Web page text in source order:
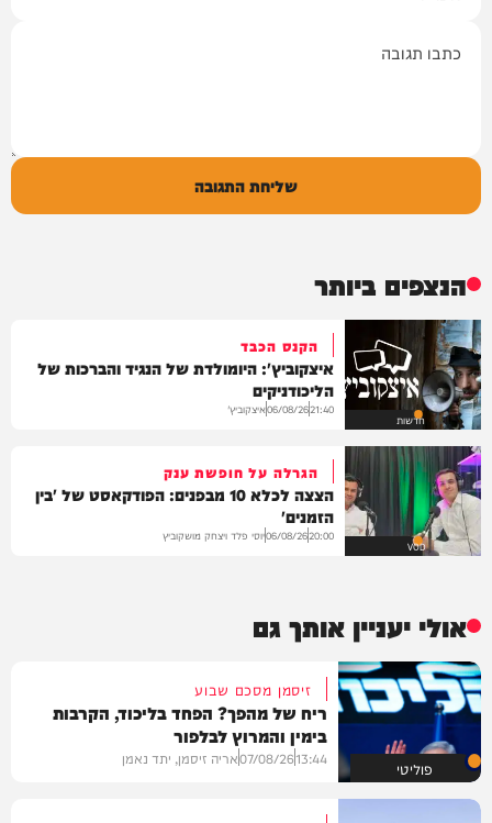
שליחת התגובה
הנצפים ביותר
חדשות
הקנס הכבד
איצקוביץ': היומולדת של הנגיד והברכות של
הליכודניקים
21:40
06/08/26איצקוביץ'
VOD
הגרלה על חופשת ענק
הצצה לכלא 10 מבפנים: הפודקאסט של 'בין
הזמנים'
20:00
06/08/26יוסי פלד ויצחק מושקוביץ
אולי יעניין אותך גם
פוליטי
זיסמן מסכם שבוע
ריח של מהפך? הפחד בליכוד, הקרבות
בימין והמרוץ לבלפור
13:44
07/08/26אריה זיסמן, יתד נאמן